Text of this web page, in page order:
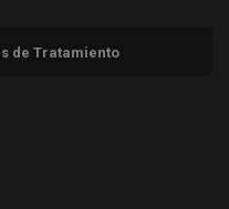
de Tratamiento